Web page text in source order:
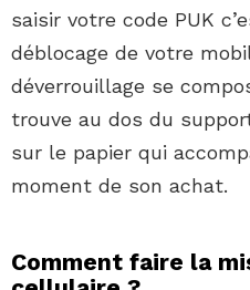
saisir votre code PUK
déblocage de votre
déverrouillage se
trouve au dos du
sur le papier qui
moment de son achat.
Comment faire la